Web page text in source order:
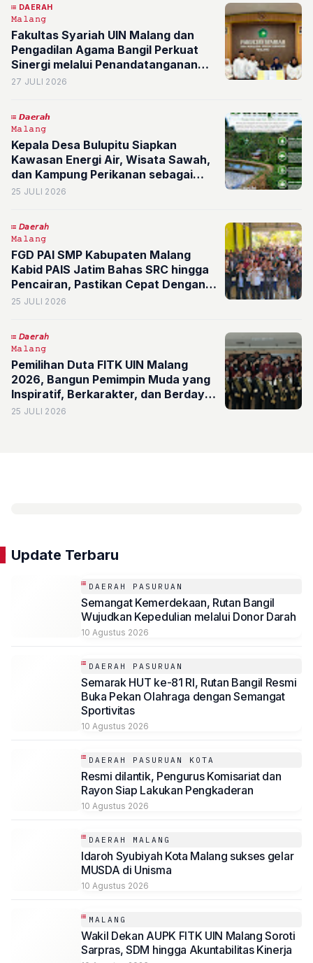
DAERAH
𝙼𝚊𝚕𝚊𝚗𝚐
Fakultas Syariah UIN Malang dan
Pengadilan Agama Bangil Perkuat
Sinergi melalui Penandatanganan
PKS
27 JULI 2026
𝘿𝙖𝙚𝙧𝙖𝙝
𝙼𝚊𝚕𝚊𝚗𝚐
Kepala Desa Bulupitu Siapkan
Kawasan Energi Air, Wisata Sawah,
dan Kampung Perikanan sebagai
Masa Depan Desa
25 JULI 2026
𝘋𝘢𝘦𝘳𝘢𝘩
𝙼𝚊𝚕𝚊𝚗𝚐
FGD PAI SMP Kabupaten Malang
Kabid PAIS Jatim Bahas SRC hingga
Pencairan, Pastikan Cepat Dengan
Catatan
25 JULI 2026
𝘋𝘢𝘦𝘳𝘢𝘩
𝙼𝚊𝚕𝚊𝚗𝚐
Pemilihan Duta FITK UIN Malang
2026, Bangun Pemimpin Muda yang
Inspiratif, Berkarakter, dan Berdaya
Saing Global
25 JULI 2026
Update Terbaru
DAERAH PASURUAN
Semangat Kemerdekaan, Rutan Bangil
Wujudkan Kepedulian melalui Donor Darah
10 Agustus 2026
DAERAH PASURUAN
Semarak HUT ke-81 RI, Rutan Bangil Resmi
Buka Pekan Olahraga dengan Semangat
Sportivitas
10 Agustus 2026
DAERAH PASURUAN KOTA
Resmi dilantik, Pengurus Komisariat dan
Rayon Siap Lakukan Pengkaderan
10 Agustus 2026
DAERAH MALANG
Idaroh Syubiyah Kota Malang sukses gelar
MUSDA di Unisma
10 Agustus 2026
MALANG
Wakil Dekan AUPK FITK UIN Malang Soroti
Sarpras, SDM hingga Akuntabilitas Kinerja